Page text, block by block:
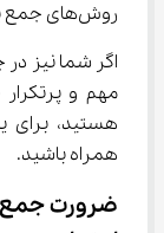
روش‌های جمع بندی زبان فارسی ششم پرداخته شده است.
اگر شما نیز
مهم و پرتکرار
هستید، برای
همراه باشید.
ضرورت جمع